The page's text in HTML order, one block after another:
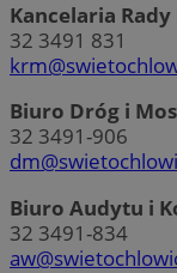
Kancelaria
32 3491 831
Biuro Dróg i
32 3491-906
Biuro Audytu i
32 3491-834